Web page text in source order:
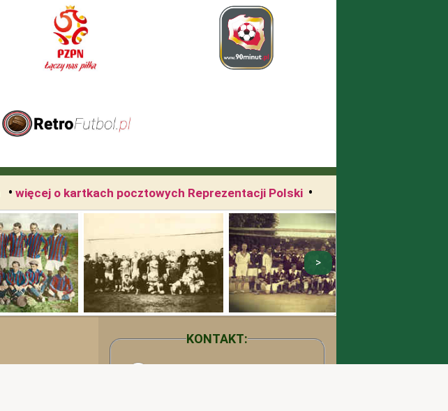
• więcej o kartkach pocztowych Reprezentacji Polski •
KONTAKT: